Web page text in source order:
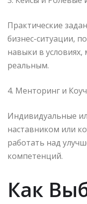
Практические
бизнес-ситуации,
навыки в
реальным.
4. Менторинг и
Индивидуальные
наставником или
работать над
компетенций.
Как